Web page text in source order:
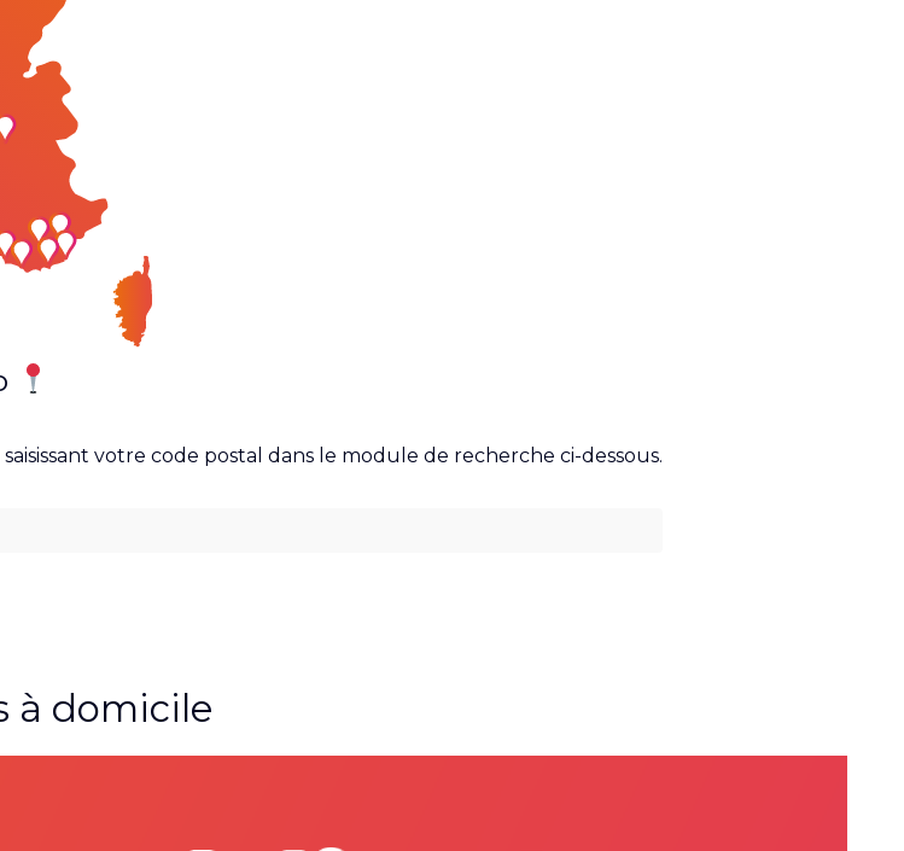
votre code postal dans le module de recherche ci-dessous.
à domicile